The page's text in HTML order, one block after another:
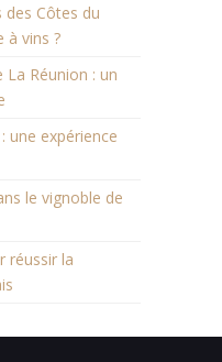
des Côtes du
à vins ?
La Réunion : un
une expérience
le vignoble de
réussir la